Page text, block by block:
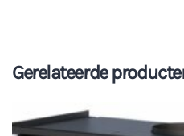
Gerelateerde